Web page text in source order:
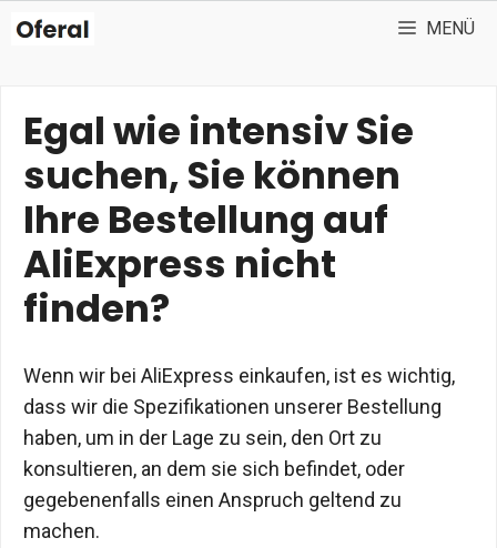
Zum
Inhalt
MENÜ
Egal wie intensiv Sie
suchen, Sie können
Ihre Bestellung auf
AliExpress nicht
finden?
Wenn wir bei AliExpress einkaufen, ist es wichtig,
dass wir die Spezifikationen unserer Bestellung
haben, um in der Lage zu sein, den Ort zu
konsultieren, an dem sie sich befindet, oder
gegebenenfalls einen Anspruch geltend zu
machen.